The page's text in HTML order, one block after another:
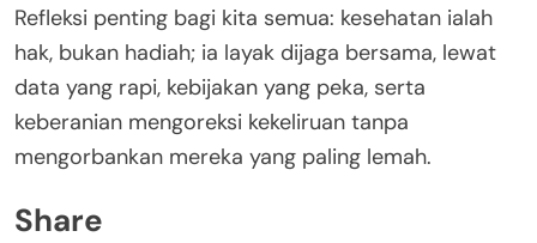
Refleksi penting bagi kita semua: kesehatan ialah
hak, bukan hadiah; ia layak dijaga bersama, lewat
data yang rapi, kebijakan yang peka, serta
keberanian mengoreksi kekeliruan tanpa
mengorbankan mereka yang paling lemah.
Share